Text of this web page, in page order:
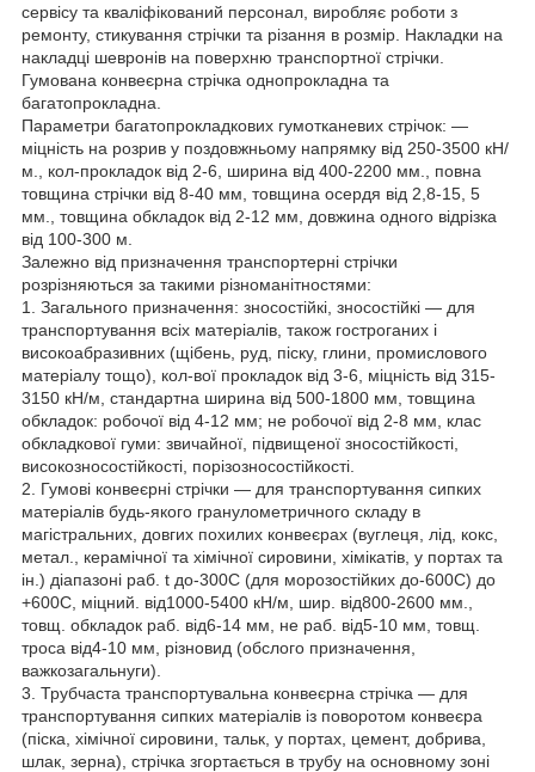
сервісу та кваліфікований персонал, виробляє роботи з
ремонту, стикування стрічки та різання в розмір. Накладки на
накладці шевронів на поверхню транспортної стрічки.
Гумована конвеєрна стрічка однопрокладна та
багатопрокладна.
Параметри багатопрокладкових гумотканевих стрічок: —
міцність на розрив у поздовжньому напрямку від 250-3500 кН/
м., кол-прокладок від 2-6, ширина від 400-2200 мм., повна
товщина стрічки від 8-40 мм, товщина осердя від 2,8-15, 5
мм., товщина обкладок від 2-12 мм, довжина одного відрізка
від 100-300 м.
Залежно від призначення транспортерні стрічки
розрізняються за такими різноманітностями:
1. Загального призначення: зносостійкі, зносостійкі — для
транспортування всіх матеріалів, також гостроганих і
високоабразивних (щібень, руд, піску, глини, промислового
матеріалу тощо), кол-вої прокладок від 3-6, міцність від 315-
3150 кН/м, стандартна ширина від 500-1800 мм, товщина
обкладок: робочої від 4-12 мм; не робочої від 2-8 мм, клас
обкладкової гуми: звичайної, підвищеної зносостійкості,
високозносостійкості, порізозносостійкості.
2. Гумові конвеєрні стрічки — для транспортування сипких
матеріалів будь-якого гранулометричного складу в
магістральних, довгих похилих конвеєрах (вуглеця, лід, кокс,
метал., керамічної та хімічної сировини, хімікатів, у портах та
ін.) діапазоні раб. t до-300С (для морозостійких до-600С) до
+600С, міцний. від1000-5400 кН/м, шир. від800-2600 мм.,
товщ. обкладок раб. від6-14 мм, не раб. від5-10 мм, товщ.
троса від4-10 мм, різновид (обслого призначення,
важкозагальнуги).
3. Трубчаста транспортувальна конвеєрна стрічка — для
транспортування сипких матеріалів із поворотом конвеєра
(піска, хімічної сировини, тальк, у портах, цемент, добрива,
шлак, зерна), стрічка згортається в трубу на основному зоні